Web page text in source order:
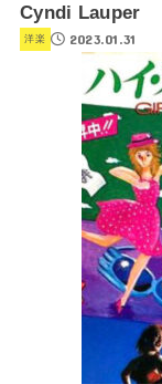
Cyndi Lauper
洋楽 2023.01.31